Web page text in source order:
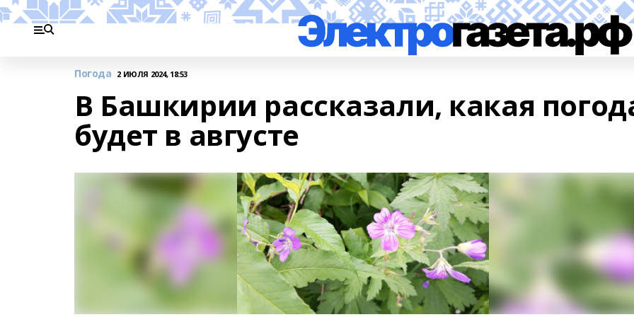
Погода 2 ИЮЛЯ 2024, 18:53
В Башкирии рассказали, какая
будет в августе